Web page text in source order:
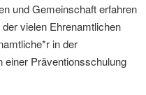
und Gemeinschaft erfahren
vielen Ehrenamtlichen
in der
einer Präventionsschulung